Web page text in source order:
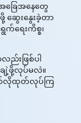
ခြေအနေတွေ
ဆွေးနွေးခဲ့တာ
က်ရေးကိစ္စ၊
းဖြစ်ပါ
ျဲ့ဖို့လုပ်မလဲ။
ဘယ်လိုထုတ်လုပ်ကြ